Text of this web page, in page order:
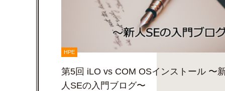
HPE
第5回 iLO vs COM OSインストール 〜
人SEの入門ブログ〜